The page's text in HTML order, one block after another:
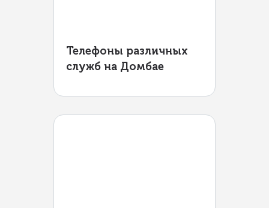
Телефоны различных
служб на Домбае